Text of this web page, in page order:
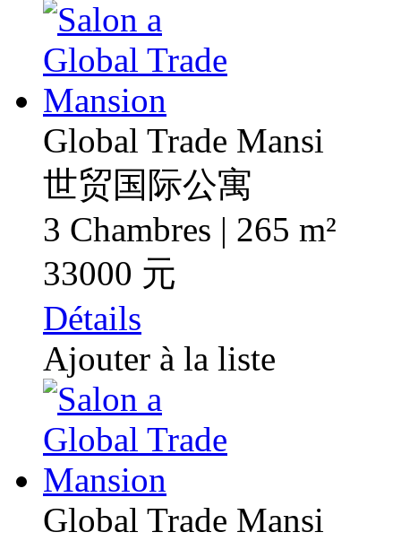
Global Trade Mansi
世贸国际公寓
3 Chambres | 265 m²
33000 元
Détails
Ajouter à la liste
Global Trade Mansi